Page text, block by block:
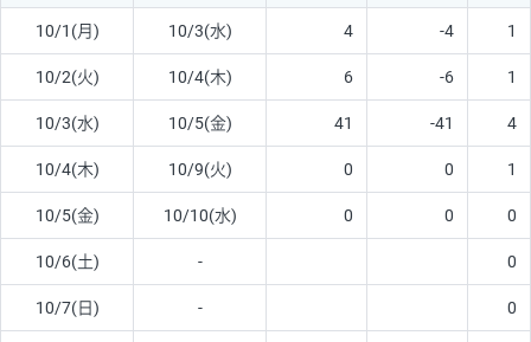
10/1(月) 10/3(水) 4 -4 1
10/2(火) 10/4(木) 6 -6 1
10/3(水) 10/5(金) 41 -41 4
10/4(木) 10/9(火) 0 0 1
10/5(金) 10/10(水) 0 0 0
10/6(土) - 0
10/7(日) - 0